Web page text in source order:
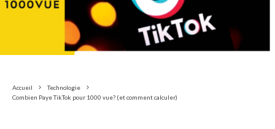
Accueil
Technologie
Combien Paye TikTok pour 1000 vue? (et comment calculer)